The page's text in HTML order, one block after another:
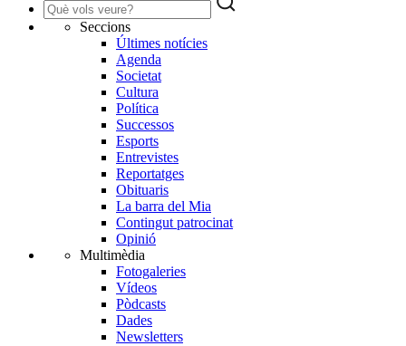
Seccions
Últimes notícies
Agenda
Societat
Cultura
Política
Successos
Esports
Entrevistes
Reportatges
Obituaris
La barra del Mia
Contingut patrocinat
Opinió
Multimèdia
Fotogaleries
Vídeos
Pòdcasts
Dades
Newsletters